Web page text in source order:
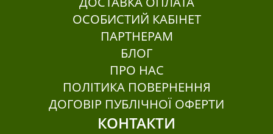
ОСОБИСТИЙ КАБІНЕТ
ПАРТНЕРАМ
БЛОГ
ПРО НАС
ПОЛІТИКА ПОВЕРНЕННЯ
ДОГОВІР ПУБЛІЧНОЇ ОФЕРТИ
КОНТАКТИ